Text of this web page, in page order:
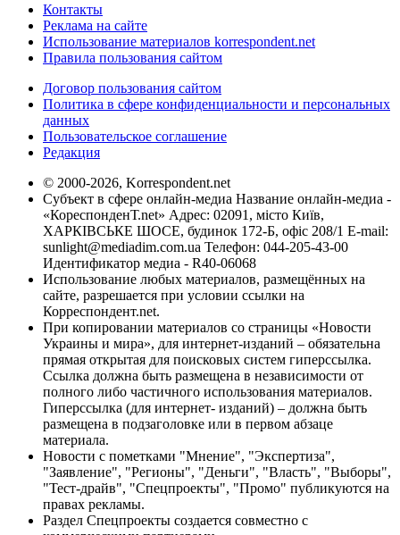
Контакты
Реклама на сайте
Использование материалов korrespondent.net
Правила пользования сайтом
Договор пользования сайтом
Политика в сфере конфиденциальности и персональных
данных
Пользовательское соглашение
Редакция
© 2000-2026, Korrespondent.net
Субъект в сфере онлайн-медиа Название онлайн-медиа -
«КореспонденТ.net» Адрес: 02091, місто Київ,
ХАРКІВСЬКЕ ШОСЕ, будинок 172-Б, офіс 208/1 E-mail:
sunlight@mediadim.com.ua Телефон: 044-205-43-00
Идентификатор медиа - R40-06068
Использование любых материалов, размещённых на
сайте, разрешается при условии ссылки на
Корреспондент.net.
При копировании материалов со страницы «Новости
Украины и мира», для интернет-изданий – обязательна
прямая открытая для поисковых систем гиперссылка.
Ссылка должна быть размещена в независимости от
полного либо частичного использования материалов.
Гиперссылка (для интернет- изданий) – должна быть
размещена в подзаголовке или в первом абзаце
материала.
Новости с пометками "Мнение", "Экспертиза",
"Заявление", "Регионы", "Деньги", "Власть", "Выборы",
"Тест-драйв", "Спецпроекты", "Промо" публикуются на
правах рекламы.
Раздел Спецпроекты создается совместно с